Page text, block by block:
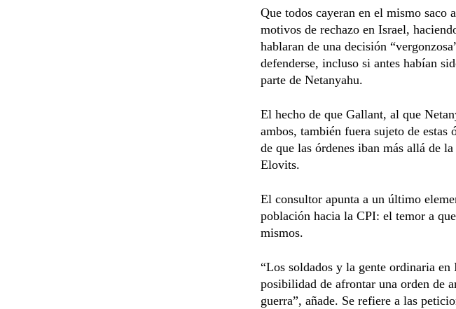
Que todos cayeran en el mismo
motivos de rechazo en Israel,
hablaran de una decisión
defenderse, incluso si antes habían
parte de Netanyahu.
El hecho de que Gallant, al que
ambos, también fuera sujeto de
de que las órdenes iban más allá de
Elovits.
El consultor apunta a un último
población hacia la CPI: el temor a
mismos.
“Los soldados y la gente ordinaria
posibilidad de afrontar una orden de
guerra”, añade. Se refiere a las